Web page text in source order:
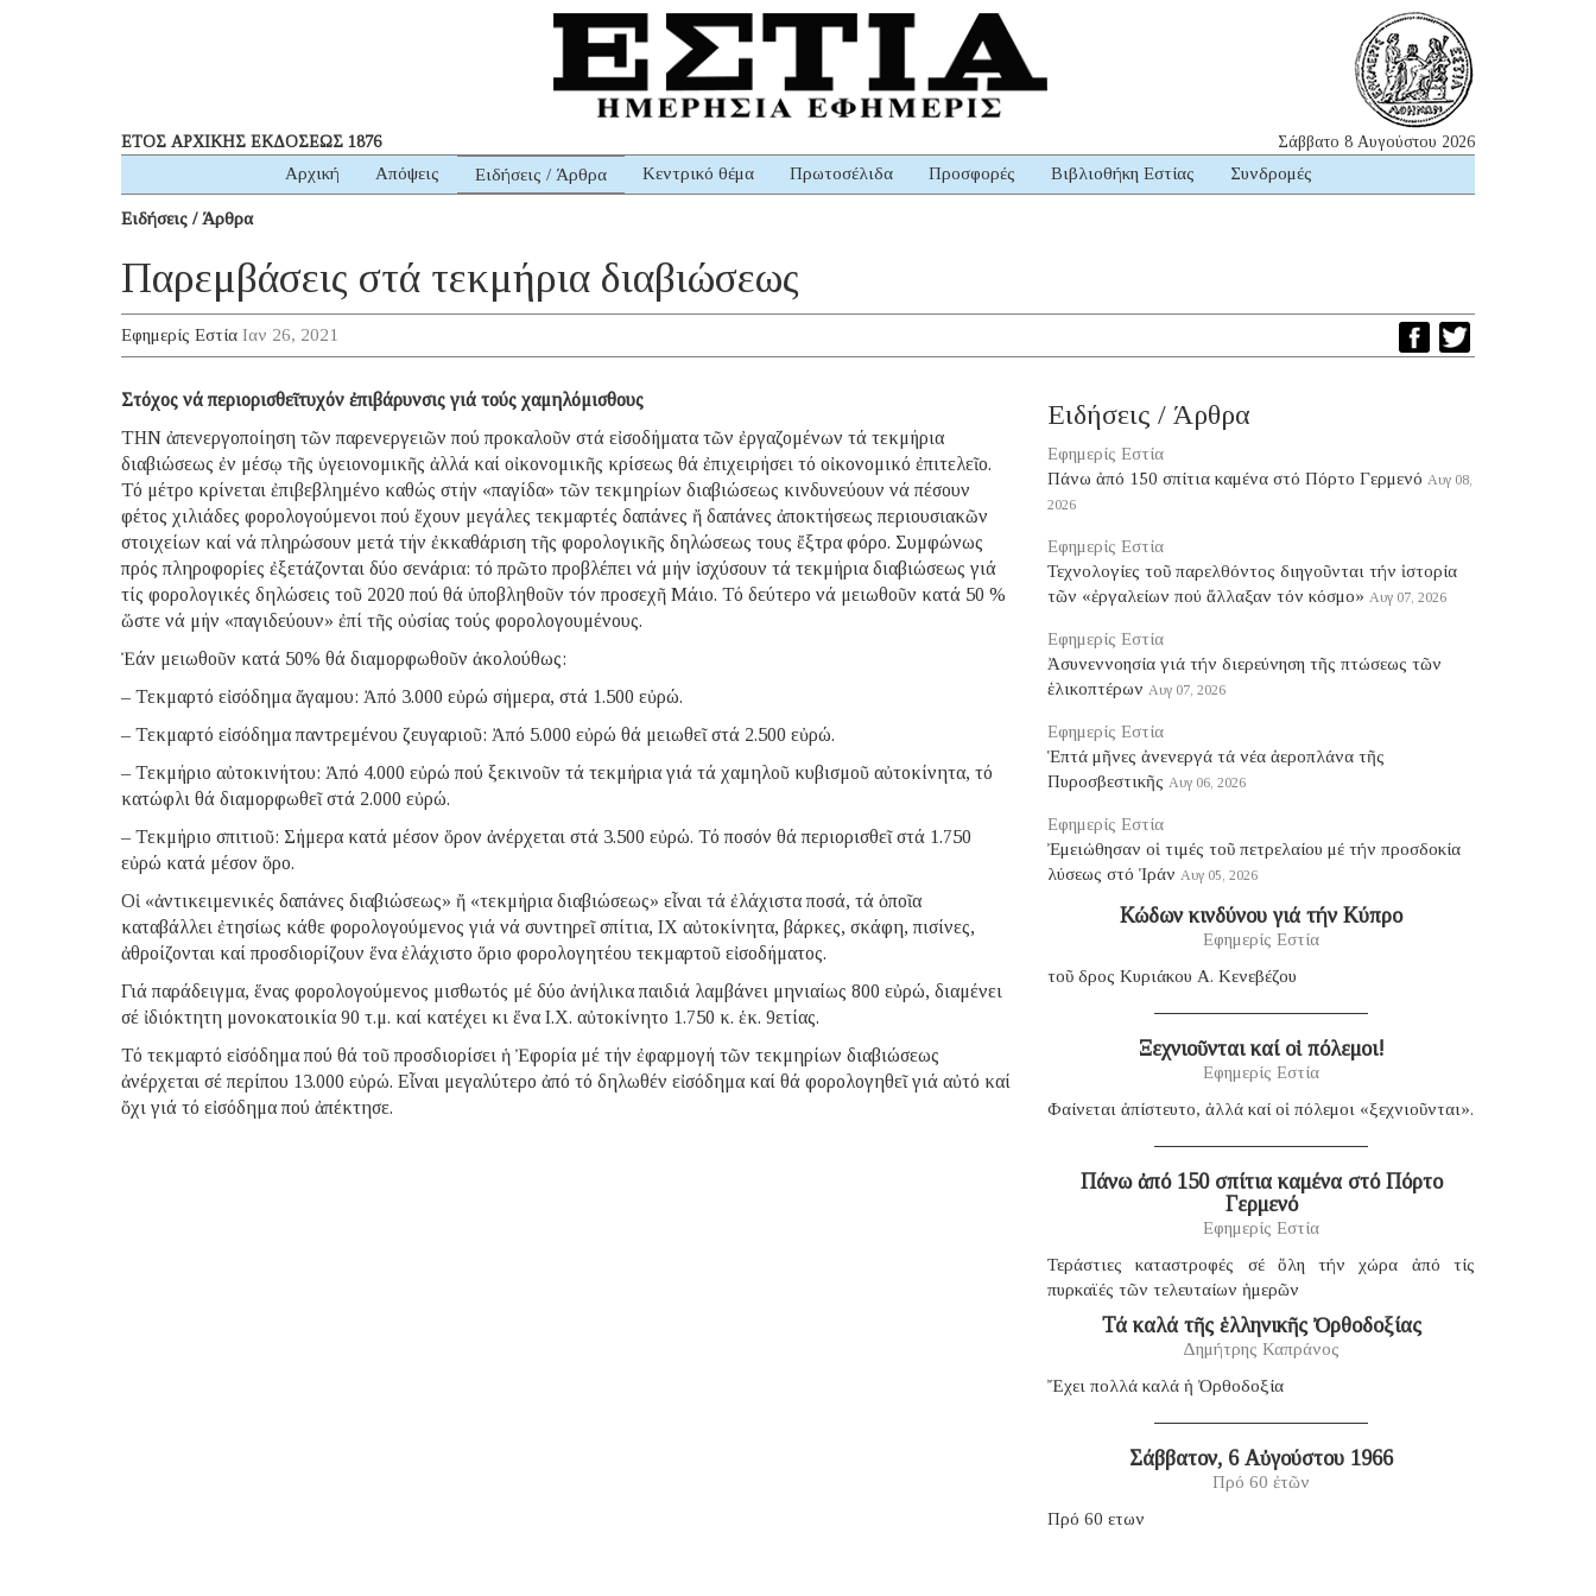
ΕΤΟΣ ΑΡΧΙΚΗΣ ΕΚΔΟΣΕΩΣ 1876 Σάββατο 8 Αυγούστου 2026
Αρχική Απόψεις Ειδήσεις / Άρθρα Κεντρικό θέμα Πρωτοσέλιδα Προσφορές Βιβλιοθήκη Εστίας Συνδρομές
Ειδήσεις / Άρθρα
Παρεμβάσεις στά τεκμήρια διαβιώσεως
Εφημερίς Εστία Ιαν 26, 2021
Στόχος νά περιορισθεῖ τυχόν ἐπιβάρυνσις γιά τούς χαμηλόμισθους
ΤΗΝ ἀπενεργοποίηση τῶν παρενεργειῶν πού προκαλοῦν στά εἰσοδήματα τῶν ἐργαζομένων τά τεκμήρια
διαβιώσεως ἐν μέσῳ τῆς ὑγειονομικῆς ἀλλά καί οἰκονομικῆς κρίσεως θά ἐπιχειρήσει τό οἰκονομικό ἐπιτελεῖο.
Τό μέτρο κρίνεται ἐπιβεβλημένο καθώς στήν «παγίδα» τῶν τεκμηρίων διαβιώσεως κινδυνεύουν νά πέσουν
φέτος χιλιάδες φορολογούμενοι πού ἔχουν μεγάλες τεκμαρτές δαπάνες ἤ δαπάνες ἀποκτήσεως περιουσιακῶν
στοιχείων καί νά πληρώσουν μετά τήν ἐκκαθάριση τῆς φορολογικῆς δηλώσεως τους ἔξτρα φόρο. Συμφώνως
πρός πληροφορίες ἐξετάζονται δύο σενάρια: τό πρῶτο προβλέπει νά μήν ἰσχύσουν τά τεκμήρια διαβιώσεως γιά
τίς φορολογικές δηλώσεις τοῦ 2020 πού θά ὑποβληθοῦν τόν προσεχῆ Μάιο. Τό δεύτερο νά μειωθοῦν κατά 50 %
ὥστε νά μήν «παγιδεύουν» ἐπί τῆς οὐσίας τούς φορολογουμένους.
Ἐάν μειωθοῦν κατά 50% θά διαμορφωθοῦν ἀκολούθως:
– Τεκμαρτό εἰσόδημα ἄγαμου: Ἀπό 3.000 εὐρώ σήμερα, στά 1.500 εὐρώ.
– Τεκμαρτό εἰσόδημα παντρεμένου ζευγαριοῦ: Ἀπό 5.000 εὐρώ θά μειωθεῖ στά 2.500 εὐρώ.
– Τεκμήριο αὐτοκινήτου: Ἀπό 4.000 εὐρώ πού ξεκινοῦν τά τεκμήρια γιά τά χαμηλοῦ κυβισμοῦ αὐτοκίνητα, τό
κατώφλι θά διαμορφωθεῖ στά 2.000 εὐρώ.
– Τεκμήριο σπιτιοῦ: Σήμερα κατά μέσον ὅρον ἀνέρχεται στά 3.500 εὐρώ. Τό ποσόν θά περιορισθεῖ στά 1.750
εὐρώ κατά μέσον ὅρο.
Οἱ «ἀντικειμενικές δαπάνες διαβιώσεως» ἤ «τεκμήρια διαβιώσεως» εἶναι τά ἐλάχιστα ποσά, τά ὁποῖα
καταβάλλει ἐτησίως κάθε φορολογούμενος γιά νά συντηρεῖ σπίτια, ΙΧ αὐτοκίνητα, βάρκες, σκάφη, πισίνες,
ἀθροίζονται καί προσδιορίζουν ἕνα ἐλάχιστο ὅριο φορολογητέου τεκμαρτοῦ εἰσοδήματος.
Γιά παράδειγμα, ἕνας φορολογούμενος μισθωτός μέ δύο ἀνήλικα παιδιά λαμβάνει μηνιαίως 800 εὐρώ, διαμένει
σέ ἰδιόκτητη μονοκατοικία 90 τ.μ. καί κατέχει κι ἕνα Ι.Χ. αὐτοκίνητο 1.750 κ. ἑκ. 9ετίας.
Τό τεκμαρτό εἰσόδημα πού θά τοῦ προσδιορίσει ἡ Ἐφορία μέ τήν ἐφαρμογή τῶν τεκμηρίων διαβιώσεως
ἀνέρχεται σέ περίπου 13.000 εὐρώ. Εἶναι μεγαλύτερο ἀπό τό δηλωθέν εἰσόδημα καί θά φορολογηθεῖ γιά αὐτό καί
ὄχι γιά τό εἰσόδημα πού ἀπέκτησε.
Ειδήσεις / Άρθρα
Εφημερίς Εστία
Πάνω ἀπό 150 σπίτια καμένα στό Πόρτο Γερμενό Αυγ 08,
2026
Εφημερίς Εστία
Τεχνολογίες τοῦ παρελθόντος διηγοῦνται τήν ἱστορία
τῶν «ἐργαλείων πού ἄλλαξαν τόν κόσμο» Αυγ 07, 2026
Εφημερίς Εστία
Ἀσυνεννοησία γιά τήν διερεύνηση τῆς πτώσεως τῶν
ἑλικοπτέρων Αυγ 07, 2026
Εφημερίς Εστία
Ἑπτά μῆνες ἀνενεργά τά νέα ἀεροπλάνα τῆς
Πυροσβεστικῆς Αυγ 06, 2026
Εφημερίς Εστία
Ἐμειώθησαν οἱ τιμές τοῦ πετρελαίου μέ τήν προσδοκία
λύσεως στό Ἰράν Αυγ 05, 2026
Κώδων κινδύνου γιά τήν Κύπρο
Εφημερίς Εστία
τοῦ δρος Κυριάκου Α. Κενεβέζου
Ξεχνιοῦνται καί οἱ πόλεμοι!
Εφημερίς Εστία
Φαίνεται ἀπίστευτο, ἀλλά καί οἱ πόλεμοι «ξεχνιοῦνται».
Πάνω ἀπό 150 σπίτια καμένα στό Πόρτο
Γερμενό
Εφημερίς Εστία
Τεράστιες καταστροφές σέ ὅλη τήν χώρα ἀπό τίς
πυρκαϊές τῶν τελευταίων ἡμερῶν
Τά καλά τῆς ἑλληνικῆς Ὀρθοδοξίας
Δημήτρης Καπράνος
Ἔχει πολλά καλά ἡ Ὀρθοδοξία
Σάββατον, 6 Αὐγούστου 1966
Πρό 60 ἐτῶν
Πρό 60 ετων